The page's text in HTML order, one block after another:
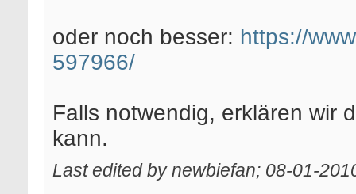
oder noch besser: https://
597966/
Falls notwendig, erklären wir
kann.
Last edited by newbiefan; 08-01-